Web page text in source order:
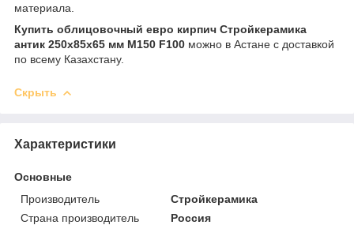
материала.
Купить облицовочный евро кирпич Стройкерамика
антик 250x85x65 мм М150 F100 можно в Астане с доставкой
по всему Казахстану.
Скрыть
Характеристики
Основные
Производитель
Стройкерамика
Страна производитель
Россия